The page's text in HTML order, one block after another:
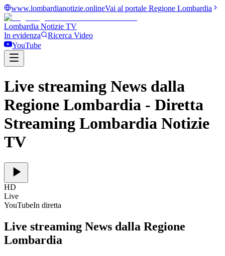
www.lombardianotizie.onlineVai al portale Regione Lombardia
Lombardia Notizie TV
In evidenza
Ricerca Video
YouTube
Live streaming News dalla
Regione Lombardia - Diretta
Streaming Lombardia Notizie
TV
HD
Live
YouTubeIn diretta
Live streaming News dalla Regione
Lombardia